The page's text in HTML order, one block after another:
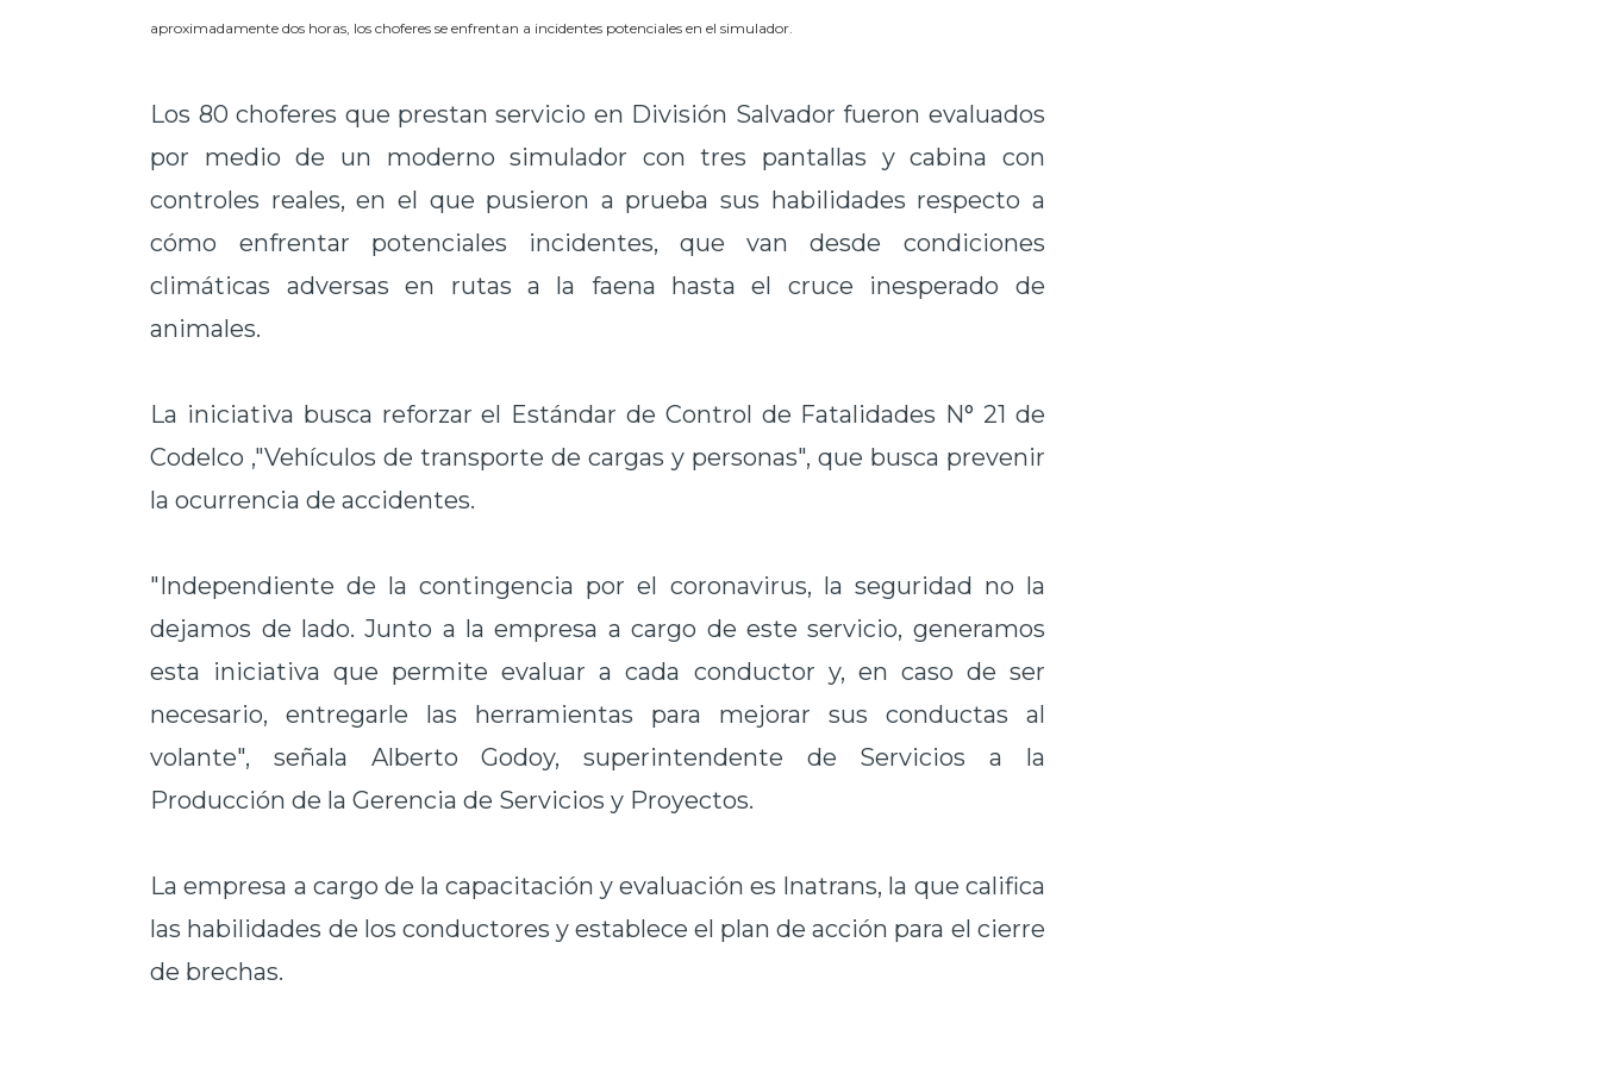
aproximadamente dos horas, los choferes se enfrentan a incidentes potenciales en el simulador.
Los 80 choferes que prestan servicio en División Salvador fueron evaluados
por medio de un moderno simulador con tres pantallas y cabina con
controles reales, en el que pusieron a prueba sus habilidades respecto a
cómo enfrentar potenciales incidentes, que van desde condiciones
climáticas adversas en rutas a la faena hasta el cruce inesperado de
animales.
La iniciativa busca reforzar el Estándar de Control de Fatalidades N° 21 de
Codelco ,"Vehículos de transporte de cargas y personas", que busca prevenir
la ocurrencia de accidentes.
"Independiente de la contingencia por el coronavirus, la seguridad no la
dejamos de lado. Junto a la empresa a cargo de este servicio, generamos
esta iniciativa que permite evaluar a cada conductor y, en caso de ser
necesario, entregarle las herramientas para mejorar sus conductas al
volante", señala Alberto Godoy, superintendente de Servicios a la
Producción de la Gerencia de Servicios y Proyectos.
La empresa a cargo de la capacitación y evaluación es Inatrans, la que califica
las habilidades de los conductores y establece el plan de acción para el cierre
de brechas.